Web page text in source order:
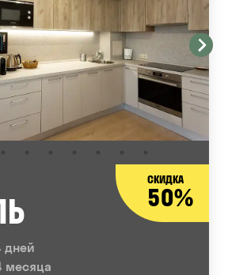
СКИДКА
50%
дней
месяца